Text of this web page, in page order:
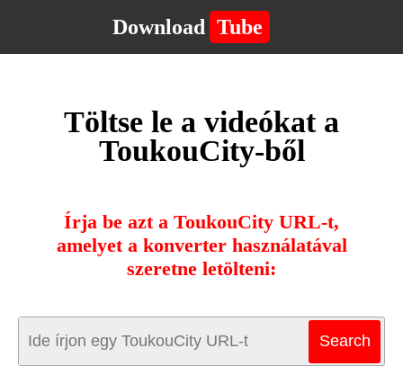
Download Tube
Töltse le a videókat a
ToukouCity-ből
Írja be azt a ToukouCity URL-t,
amelyet a konverter használatával
szeretne letölteni: